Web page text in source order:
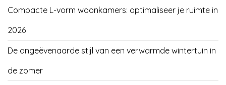
Compacte L-vorm woonkamers: optimaliseer je ruimte in
2026
De ongeëvenaarde stijl van een verwarmde wintertuin in
de zomer